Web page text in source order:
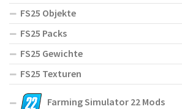
FS25 Objekte
FS25 Packs
FS25 Gewichte
FS25 Texturen
Farming Simulator 22 Mods